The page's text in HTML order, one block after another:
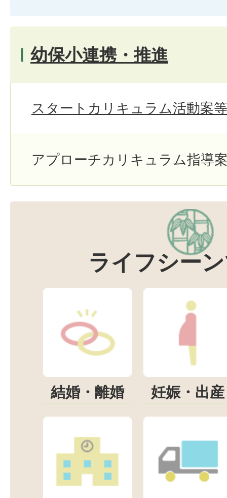
幼保小連携・推進
スタートカリキュラム活動案等
アプローチカリキュラム指導
ライフシー
結婚・離婚 妊娠・出産